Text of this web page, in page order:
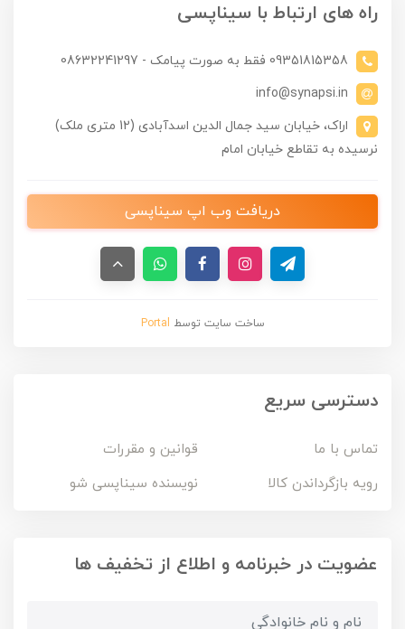
راه های ارتباط با سیناپسی
09351815358 فقط به صورت پیامک - 08632241297
info@synapsi.in
اراک، خیابان سید جمال الدین اسدآبادی (12 متری ملک)
نرسیده به تقاطع خیابان امام
دریافت وب اپ سیناپسی
ساخت سایت توسط Portal
دسترسی سریع
تماس با ما
قوانین و مقررات
رویه بازگرداندن کالا
نویسنده سیناپسی شو
عضویت در خبرنامه و اطلاع از تخفیف ها